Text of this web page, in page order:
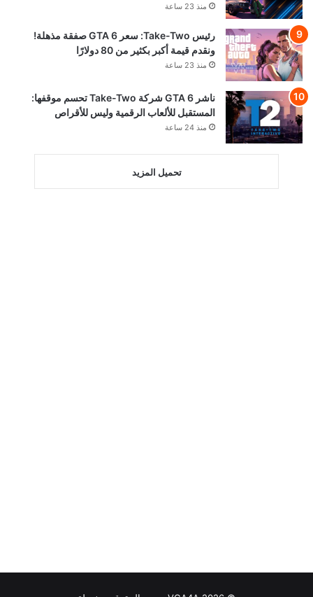
منذ 23 ساعة
رئيس Take-Two: سعر GTA 6 صفقة مذهلة!
ونقدم قيمة أكبر بكثير من 80 دولارًا
منذ 23 ساعة
ناشر GTA 6 شركة Take-Two تحسم موقفها:
المستقبل للألعاب الرقمية وليس للأقراص
منذ 24 ساعة
تحميل المزيد